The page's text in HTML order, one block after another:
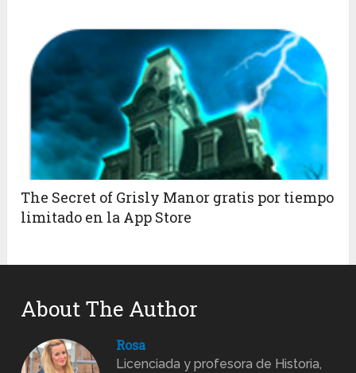
The Secret of Grisly Manor gratis por tiempo
limitado en la App Store
About The Author
Rosa
Licenciada y profesora de Historia,